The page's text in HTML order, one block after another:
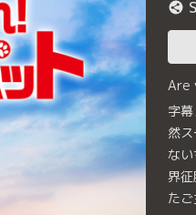
Are
字
然
な
界
た